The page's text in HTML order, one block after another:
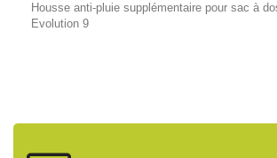
Housse anti-pluie supplémentaire pour sac à
Evolution 9